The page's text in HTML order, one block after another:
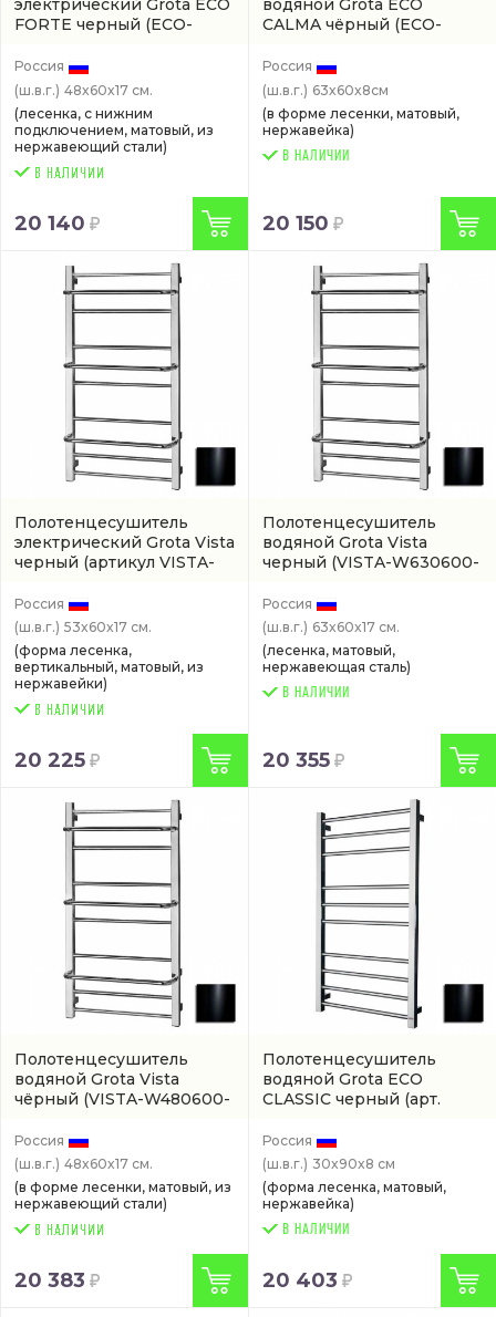
электрический Grota ECO
FORTE черный (ECO-
Россия
(ш.в.г.) 48x60x17 см.
(лесенка, с нижним
подключением, матовый, из
нержавеющий стали)
20 140
водяной Grota ECO
CALMA чёрный (ECO-
Россия
(ш.в.г.) 63x60x8см
(в форме лесенки, матовый,
нержавейка)
В НАЛИЧИИ
20 150
Полотенцесушитель
электрический Grota Vista
черный (артикул VISTA-
Россия
(ш.в.г.) 53x60x17 см.
(форма лесенка,
вертикальный, матовый, из
нержавейки)
20 225
Полотенцесушитель
водяной Grota Vista
черный (VISTA-W630600-
Россия
(ш.в.г.) 63x60x17 см.
(лесенка, матовый,
нержавеющая сталь)
В НАЛИЧИИ
20 355
Полотенцесушитель
водяной Grota Vista
чёрный (VISTA-W480600-
Россия
(ш.в.г.) 48x60x17 см.
(в форме лесенки, матовый, из
нержавеющий стали)
20 383
Полотенцесушитель
водяной Grota ECO
CLASSIC черный (арт.
BL)
Россия
(ш.в.г.) 30x90x8 см
(форма лесенка, матовый,
нержавейка)
В НАЛИЧИИ
20 403